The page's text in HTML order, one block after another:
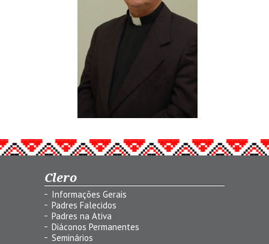
Clero
Informações Gerais
Padres Falecidos
Padres na Ativa
Diáconos Permanentes
Seminários